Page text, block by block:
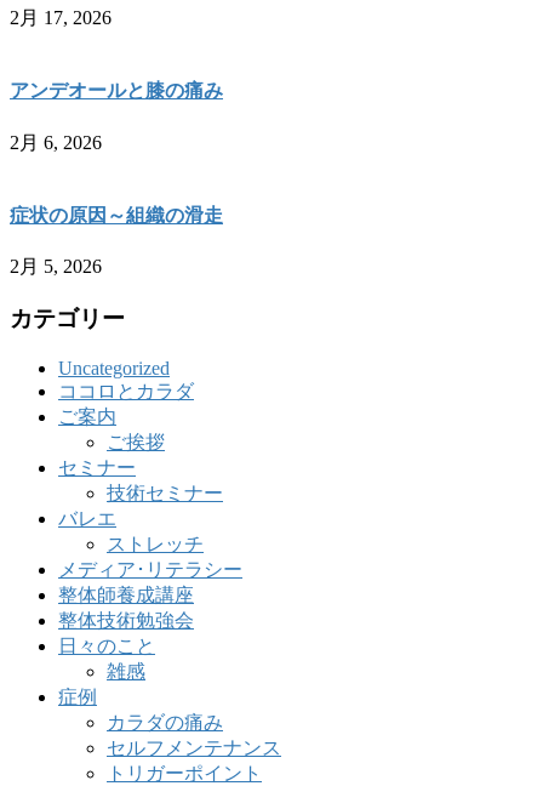
2月 17, 2026
アンデオールと膝の痛み
2月 6, 2026
症状の原因～組織の滑走
2月 5, 2026
カテゴリー
Uncategorized
ココロとカラダ
ご案内
ご挨拶
セミナー
技術セミナー
バレエ
ストレッチ
メディア･リテラシー
整体師養成講座
整体技術勉強会
日々のこと
雑感
症例
カラダの痛み
セルフメンテナンス
トリガーポイント